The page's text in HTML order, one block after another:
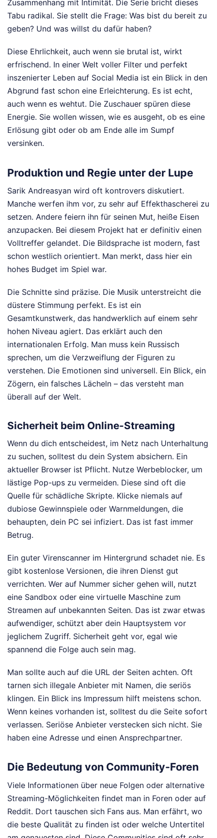
Zusammenhang mit Intimität. Die Serie bricht dieses
Tabu radikal. Sie stellt die Frage: Was bist du bereit zu
geben? Und was willst du dafür haben?
Diese Ehrlichkeit, auch wenn sie brutal ist, wirkt
erfrischend. In einer Welt voller Filter und perfekt
inszenierter Leben auf Social Media ist ein Blick in den
Abgrund fast schon eine Erleichterung. Es ist echt,
auch wenn es wehtut. Die Zuschauer spüren diese
Energie. Sie wollen wissen, wie es ausgeht, ob es eine
Erlösung gibt oder ob am Ende alle im Sumpf
versinken.
Produktion und Regie unter der Lupe
Sarik Andreasyan wird oft kontrovers diskutiert.
Manche werfen ihm vor, zu sehr auf Effekthascherei zu
setzen. Andere feiern ihn für seinen Mut, heiße Eisen
anzupacken. Bei diesem Projekt hat er definitiv einen
Volltreffer gelandet. Die Bildsprache ist modern, fast
schon westlich orientiert. Man merkt, dass hier ein
hohes Budget im Spiel war.
Die Schnitte sind präzise. Die Musik unterstreicht die
düstere Stimmung perfekt. Es ist ein
Gesamtkunstwerk, das handwerklich auf einem sehr
hohen Niveau agiert. Das erklärt auch den
internationalen Erfolg. Man muss kein Russisch
sprechen, um die Verzweiflung der Figuren zu
verstehen. Die Emotionen sind universell. Ein Blick, ein
Zögern, ein falsches Lächeln – das versteht man
überall auf der Welt.
Sicherheit beim Online-Streaming
Wenn du dich entscheidest, im Netz nach Unterhaltung
zu suchen, solltest du dein System absichern. Ein
aktueller Browser ist Pflicht. Nutze Werbeblocker, um
lästige Pop-ups zu vermeiden. Diese sind oft die
Quelle für schädliche Skripte. Klicke niemals auf
dubiose Gewinnspiele oder Warnmeldungen, die
behaupten, dein PC sei infiziert. Das ist fast immer
Betrug.
Ein guter Virenscanner im Hintergrund schadet nie. Es
gibt kostenlose Versionen, die ihren Dienst gut
verrichten. Wer auf Nummer sicher gehen will, nutzt
eine Sandbox oder eine virtuelle Maschine zum
Streamen auf unbekannten Seiten. Das ist zwar etwas
aufwendiger, schützt aber dein Hauptsystem vor
jeglichem Zugriff. Sicherheit geht vor, egal wie
spannend die Folge auch sein mag.
Man sollte auch auf die URL der Seiten achten. Oft
tarnen sich illegale Anbieter mit Namen, die seriös
klingen. Ein Blick ins Impressum hilft meistens schon.
Wenn keines vorhanden ist, solltest du die Seite sofort
verlassen. Seriöse Anbieter verstecken sich nicht. Sie
haben eine Adresse und einen Ansprechpartner.
Die Bedeutung von Community-Foren
Viele Informationen über neue Folgen oder alternative
Streaming-Möglichkeiten findet man in Foren oder auf
Reddit. Dort tauschen sich Fans aus. Man erfährt, wo
die beste Qualität zu finden ist oder welche Untertitel